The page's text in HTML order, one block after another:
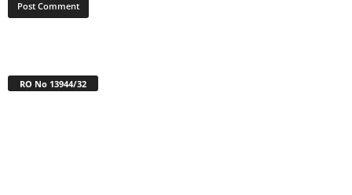
RO No 13944/32